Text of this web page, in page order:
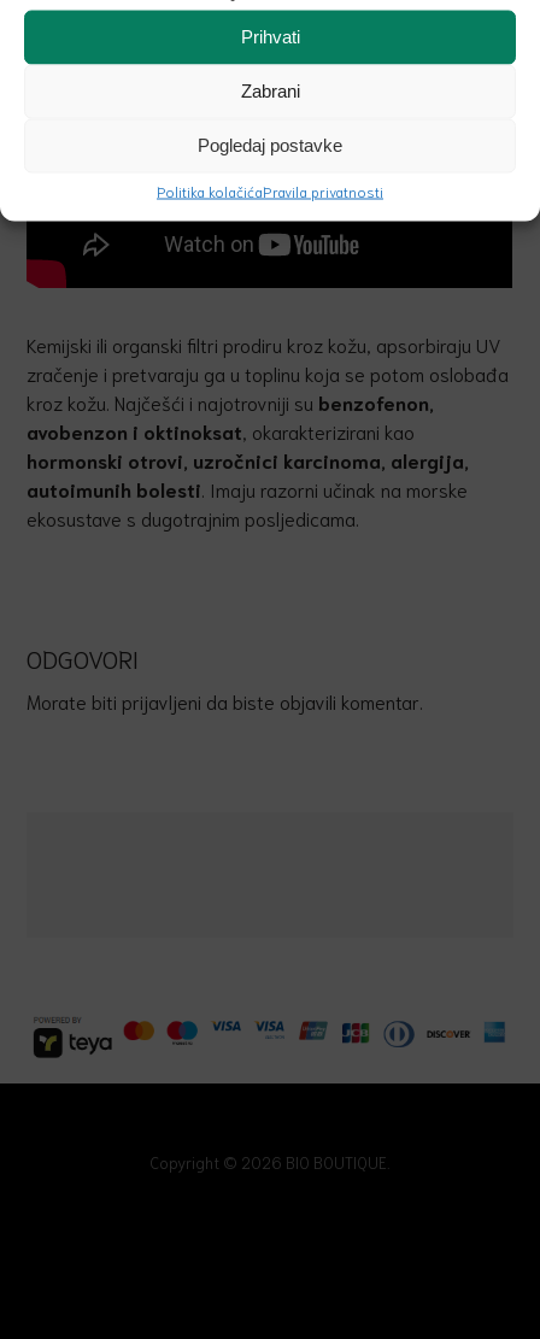
Prihvati
Zabrani
Pogledaj postavke
Politika kolačićaPravila privatnosti
Kemijski ili organski filtri prodiru kroz kožu, apsorbiraju UV
zračenje i pretvaraju ga u toplinu koja se potom oslobađa
kroz kožu. Najčešći i najotrovniji su benzofenon,
avobenzon i oktinoksat , okarakterizirani kao
hormonski otrovi, uzročnici karcinoma, alergija,
autoimunih bolesti . Imaju razorni učinak na morske
ekosustave s dugotrajnim posljedicama.
ODGOVORI
Morate biti prijavljeni da biste objavili komentar.
Copyright © 2026 BIO BOUTIQUE.